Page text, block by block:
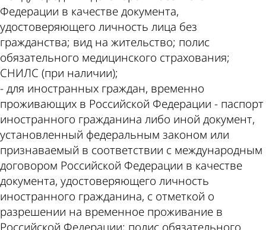
Федерации в качестве документа,
удостоверяющего личность лица без
гражданства; вид на жительство; полис
обязательного медицинского страхования;
СНИЛС (при наличии);
- для иностранных граждан, временно
проживающих в Российской Федерации - паспорт
иностранного гражданина либо иной документ,
установленный федеральным законом или
признаваемый в соответствии с международным
договором Российской Федерации в качестве
документа, удостоверяющего личность
иностранного гражданина, с отметкой о
разрешении на временное проживание в